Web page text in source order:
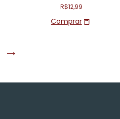
R$12,99